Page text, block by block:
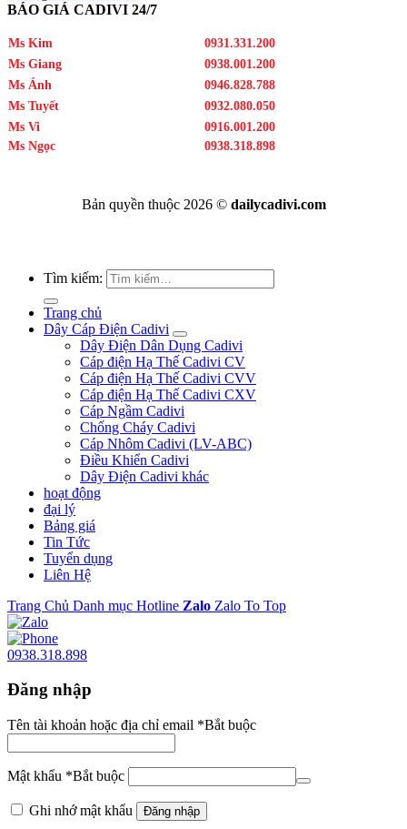
BÁO GIÁ CADIVI 24/7
Ms Kim
0931.331.200
Ms Giang
0938.001.200
Ms Ánh
0946.828.788
Ms Tuyết
0932.080.050
Ms Vi
0916.001.200
Ms Ngọc
0938.318.898
Bản quyền thuộc 2026 © dailycadivi.com
Tìm kiếm:
Trang chủ
Dây Cáp Điện Cadivi
Dây Điện Dân Dụng Cadivi
Cáp điện Hạ Thế Cadivi CV
Cáp điện Hạ Thế Cadivi CVV
Cáp điện Hạ Thế Cadivi CXV
Cáp Ngầm Cadivi
Chống Cháy Cadivi
Cáp Nhôm Cadivi (LV-ABC)
Điều Khiển Cadivi
Dây Điện Cadivi khác
hoạt động
đại lý
Bảng giá
Tin Tức
Tuyển dụng
Liên Hệ
Trang Chủ Danh mục Hotline Zalo Zalo To Top
0938.318.898
Đăng nhập
Tên tài khoản hoặc địa chỉ email *Bắt buộc
Mật khẩu *Bắt buộc
Ghi nhớ mật khẩu Đăng nhập